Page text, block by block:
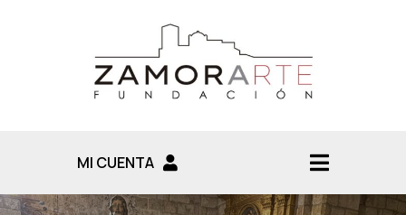
MI CUENTA